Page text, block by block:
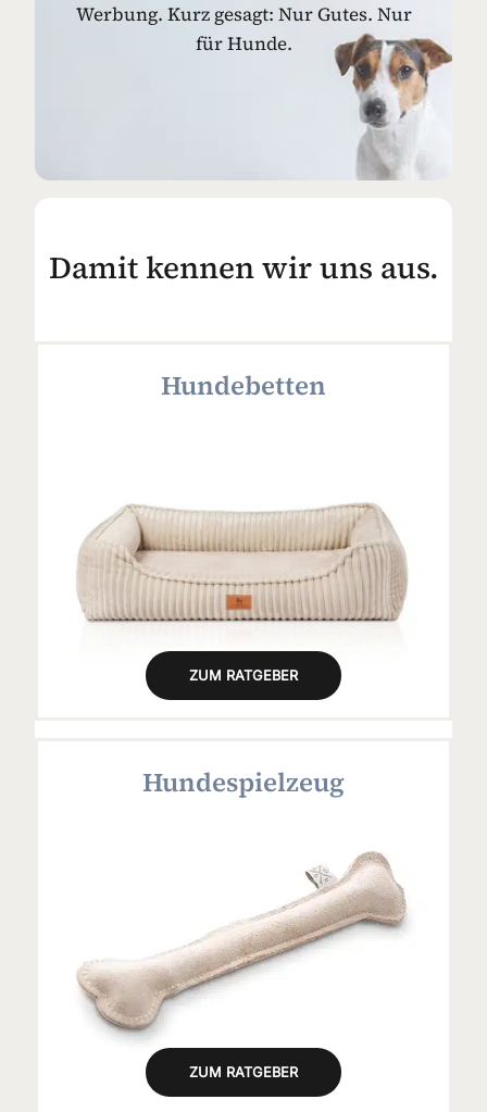
Werbung. Kurz gesagt: Nur Gutes. Nur
für Hunde.
Damit kennen wir uns aus.
Hundebetten
ZUM RATGEBER
Hundespielzeug
ZUM RATGEBER